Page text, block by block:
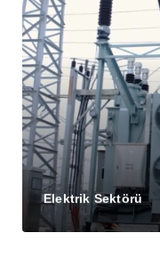
Elektrik Sektörü